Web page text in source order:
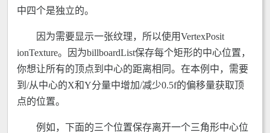
中四个是独立的。
因为需要显示一张纹理，所以使用VertexPosit
ionTexture。因为billboardList保存每个矩形的中心位置，
你想让所有的顶点到中心的距离相同。在本例中，需要
到/从中心的X和Y分量中增加/减少0.5f的偏移量获取顶
点的位置。
例如，下面的三个位置保存离开一个三角形中心位